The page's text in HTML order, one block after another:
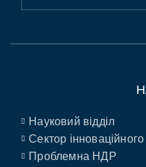
Науковий відділ
Сектор
Проблемна НДР